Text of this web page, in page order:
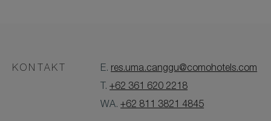
KONTAKT E. res.uma.canggu@comohotels.com
T.+62 361 620 2218
WA.+62 811 3821 4845